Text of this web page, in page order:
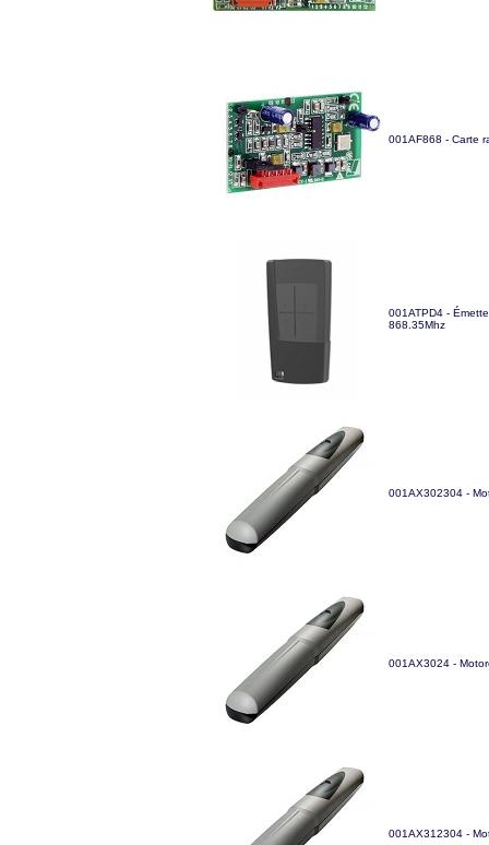
001AF868 - Carte
001ATPD4 -
868.35Mhz
001AX302304 -
001AX3024 -
001AX312304 -